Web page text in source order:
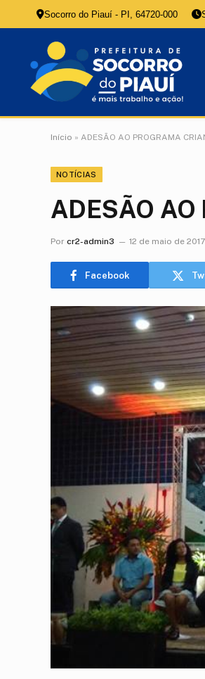
Socorro do Piauí - PI, 64720-000
Início » ADESÃO AO PROGRAMA
NOTÍCIAS
ADESÃO AO
Por cr2-admin3 12 de maio de 2017
Facebook